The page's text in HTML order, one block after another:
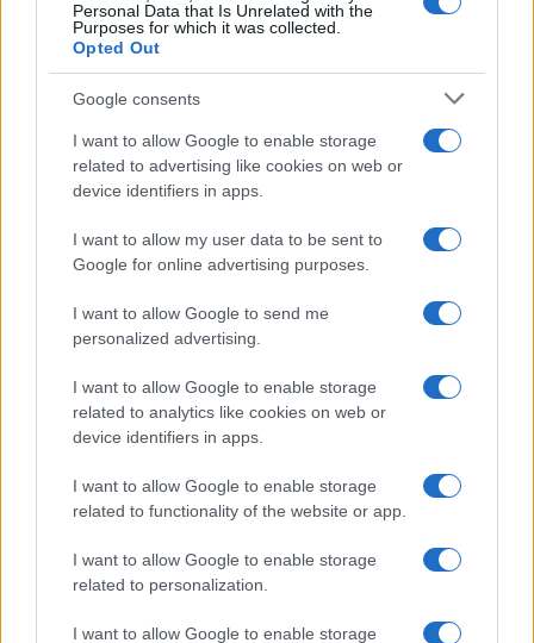
Personal Data that Is Unrelated with the
Purposes for which it was collected.
Opted Out
Google consents
I want to allow Google to enable storage
related to advertising like cookies on web or
device identifiers in apps.
I want to allow my user data to be sent to
Google for online advertising purposes.
I want to allow Google to send me
personalized advertising.
I want to allow Google to enable storage
related to analytics like cookies on web or
device identifiers in apps.
I want to allow Google to enable storage
related to functionality of the website or app.
I want to allow Google to enable storage
related to personalization.
I want to allow Google to enable storage
FISCO